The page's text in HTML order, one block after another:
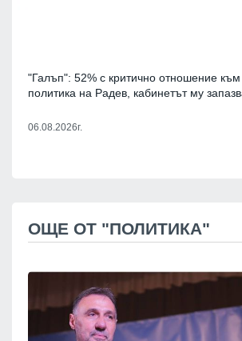
"Галъп": 52% с критично отношение
политика на Радев, кабинетът му
06.08.2026г.
ОЩЕ ОТ "ПОЛИТИКА"